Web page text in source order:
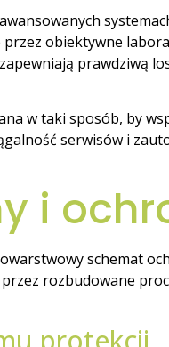
obiektywne
prawdziwą
w taki sposób, by
serwisów i
i
schemat
rozbudowane